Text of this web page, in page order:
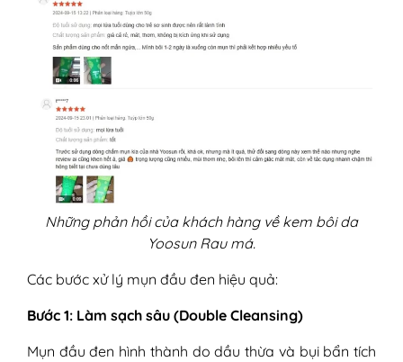
Những phản hồi của khách hàng về kem bôi da
Yoosun Rau má.
Các bước xử lý mụn đầu đen hiệu quả:
Bước 1: Làm sạch sâu (Double Cleansing)
Mụn đầu đen hình thành do dầu thừa và bụi bẩn tích